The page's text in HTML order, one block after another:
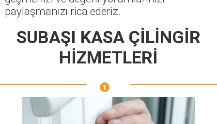
paylaşmanızı rica ederiz.
SUBAŞI KASA ÇİLİNGİR
HİZMETLERİ